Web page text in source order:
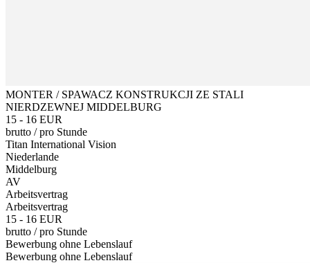
MONTER / SPAWACZ KONSTRUKCJI ZE STALI
NIERDZEWNEJ MIDDELBURG
15 - 16 EUR
brutto /pro Stunde
Titan International Vision
Niederlande
Middelburg
AV
Arbeitsvertrag
Arbeitsvertrag
15 - 16 EUR
brutto /pro Stunde
Bewerbung ohne Lebenslauf
Bewerbung ohne Lebenslauf